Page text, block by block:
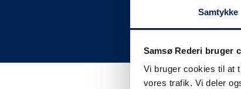
Samtykke
Samsø Rederi bruger
Vi bruger cookies til at
vores trafik. Vi deler